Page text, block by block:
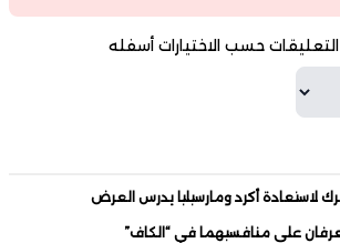
حسب الاختيارات أسفله
لاستعادة أكرد ومارسيليا يدرس العرض
على منافسيهما في “الكاف”